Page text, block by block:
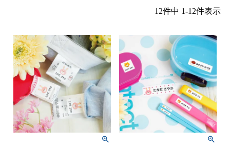
12件中 1-12件表示